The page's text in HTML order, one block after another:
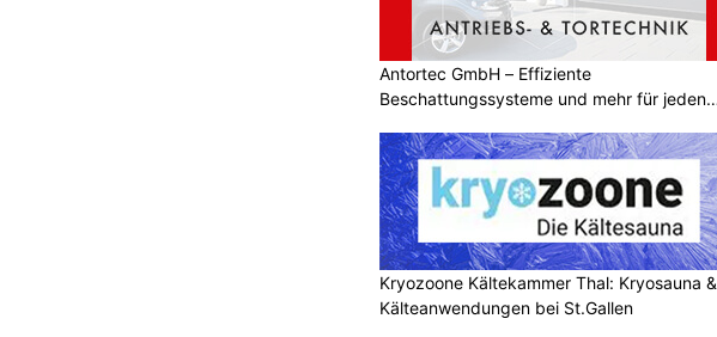
Antortec GmbH – Effiziente
Beschattungssysteme und mehr für jeden
Kryozoone Kältekammer Thal: Kryosauna &
Kälteanwendungen bei St.Gallen